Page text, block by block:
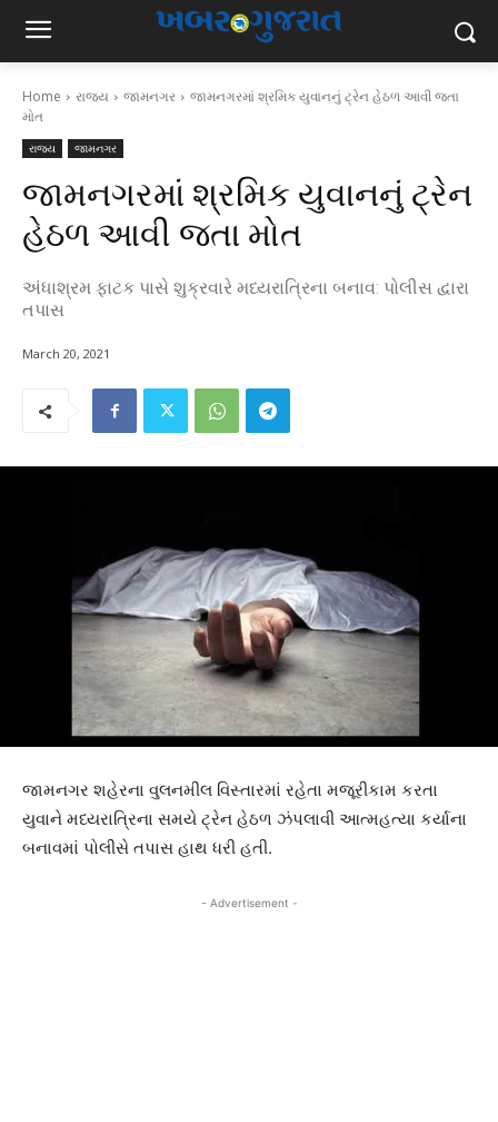
Home રાજ્ય જામનગર
જામનગરમાં શ્રમિક યુવાનનું ટ્રેન હેઠળ આવી જતા
મોત
રાજ્ય જામનગર
જામનગરમાં શ્રમિક યુવાનનું ટ્રેન
હેઠળ આવી જતા મોત
અંધાશ્રમ ફાટક પાસે શુક્રવારે મધ્યરાત્રિના બનાવ: પોલીસ દ્વારા
તપાસ
March 20, 2021
જામનગર શહેરના વુલનમીલ વિસ્તારમાં રહેતા મજૂરીકામ કરતા
યુવાને મધ્યરાત્રિના સમયે ટ્રેન હેઠળ ઝંપલાવી આત્મહત્યા કર્યાના
બનાવમાં પોલીસે તપાસ હાથ ધરી હતી.
- Advertisement -